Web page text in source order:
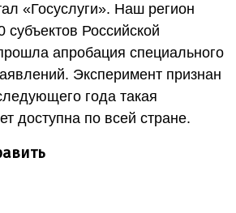
«Госуслуги». Наш регион
Российской
апробация специального
Эксперимент признан
года такая
доступна по всей стране.